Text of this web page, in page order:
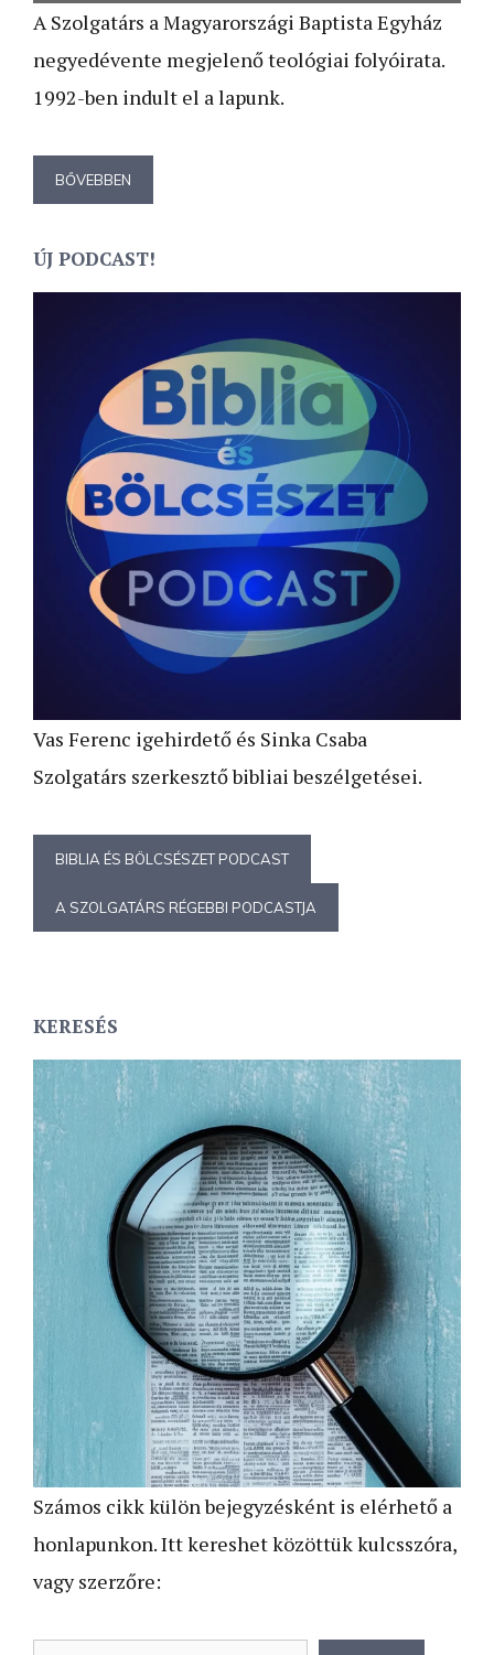
A Szolgatárs a Magyarországi Baptista Egyház
negyedévente megjelenő teológiai folyóirata.
1992-ben indult el a lapunk.
BŐVEBBEN
ÚJ PODCAST!
Vas Ferenc igehirdető és Sinka Csaba
Szolgatárs szerkesztő bibliai beszélgetései.
BIBLIA ÉS BÖLCSÉSZET PODCAST
A SZOLGATÁRS RÉGEBBI PODCASTJA
KERESÉS
Számos cikk külön bejegyzésként is elérhető a
honlapunkon. Itt kereshet közöttük kulcsszóra,
vagy szerzőre: